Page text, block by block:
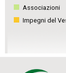
Associazioni
Impegni del